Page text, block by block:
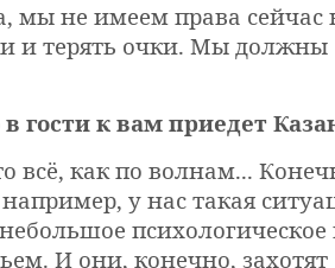
мы не имеем права
и терять очки. Мы должны
в гости к вам приедет
всё, как по волнам...
у нас такая
И они, конечно,